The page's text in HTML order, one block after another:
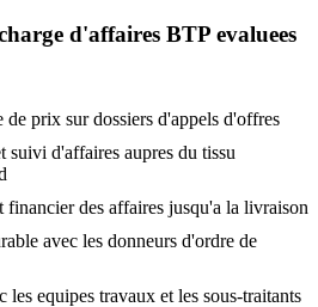
d'affaires BTP evaluees
de prix sur dossiers d'appels d'offres
suivi d'affaires aupres du tissu
financier des affaires jusqu'a la livraison
avec les donneurs d'ordre de
les equipes travaux et les sous-traitants